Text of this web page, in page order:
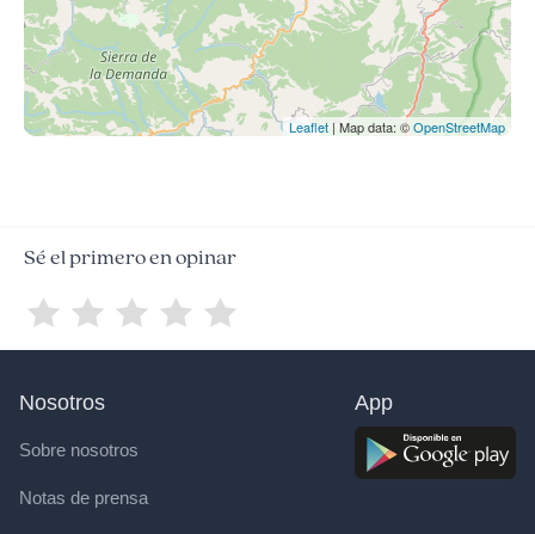
Leaflet | Map data: ©OpenStreetMap
Sé el primero en opinar
Nosotros
Sobre nosotros
Notas de prensa
App